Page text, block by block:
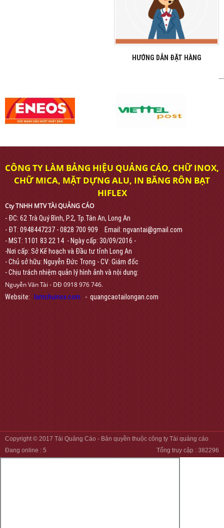
HƯỚNG DẪN ĐẶT HÀNG
CÔNG TY LÀM BẢNG HIỆU QUẢNG CÁO, CHỮ INOX,
CHỮ MICA, MẶT DỰNG ALU, IN BĂNG RÔN BẠT
HIFLEX
Cty TNHH MTV TÀI QUẢNG CÁO
- ĐC: 62 Trà Quý Bình, P.2, Tp.Tân An, Long An
- ĐT: 0948447237 - 0828 700 909 - Email: ngvantai@gmail.com
- MST: 1101 83 22 14 - Ngày cấp: 30/09/2016 -
-Nơi cấp: Sở Kế hoạch và Đầu tư tỉnh Long An
- Chủ sở hữu: Nguyễn Đức Trọng - CV: Giám đốc
- Chịu trách nhiệm quản lý hình ảnh và nội dung:
Nguyễn Văn Tài - DĐ 0918 976 746.
Website: lamchuinox.com - quangcaotailongan.com
Copyright © 2017 Tài Quảng Cáo - Bản quyền thuộc công ty Tài quảng cáo
Tổng truy cập : 382296
Đang online : 5